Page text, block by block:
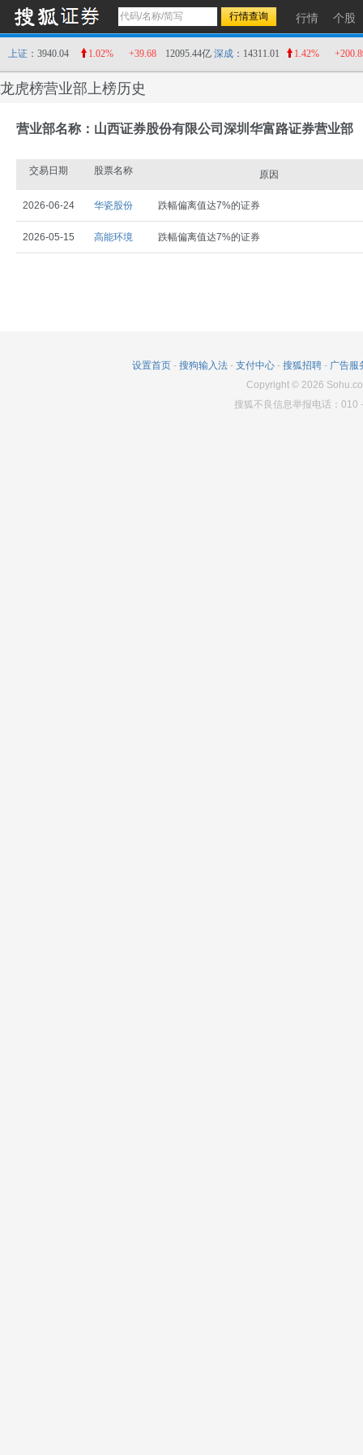
行情 个股
上证 ：3940.04 1.02% +39.68 12095.44亿 深成 ：14311.01 1.42%
龙虎榜营业部上榜历史
营业部名称：山西证券股份有限公司深圳华富路证券营业部
交易日期 股票名称 原因
2026-06-24 华瓷股份 跌幅偏离值达7%的证券
2026-05-15 高能环境 跌幅偏离值达7%的证券
设置首页 - 搜狗输入法 - 支付中心 - 搜狐招聘 - 广告服
Copyright© 2026
搜狐不良信息举报电话：010